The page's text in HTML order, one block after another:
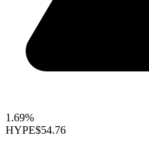
1.69%
HYPE$54.76